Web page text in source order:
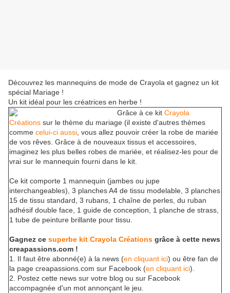
Découvrez les mannequins de mode de Crayola et gagnez un kit
spécial Mariage !
Un kit idéal pour les créatrices en herbe !
Grâce à ce kit Crayola
Créations sur le thème du mariage (il existe d'autres thèmes
comme celui-ci aussi , vous allez pouvoir créer la robe de mariée
de vos rêves. Grâce à de nouveaux tissus et accessoires,
imaginez les plus belles robes de mariée, et réalisez-les pour de
vrai sur le mannequin fourni dans le kit.
Ce kit comporte 1 mannequin (jambes ou jupe
interchangeables), 3 planches A4 de tissu modelable, 3 planches
15 de tissu standard, 3 rubans, 1 chaîne de perles, du ruban
adhésif double face, 1 guide de conception, 1 planche de strass,
1 tube de peinture brillante pour tissu.
Gagnez ce superbe kit Crayola Créations grâce à cette news
creapassions.com !
1. Il faut être abonné(e) à la news (en cliquant ici) ou être fan de
la page creapassions.com sur Facebook (en cliquant ici).
2. Postez cette news sur votre blog ou sur Facebook
accompagnée d'un mot annonçant le jeu.